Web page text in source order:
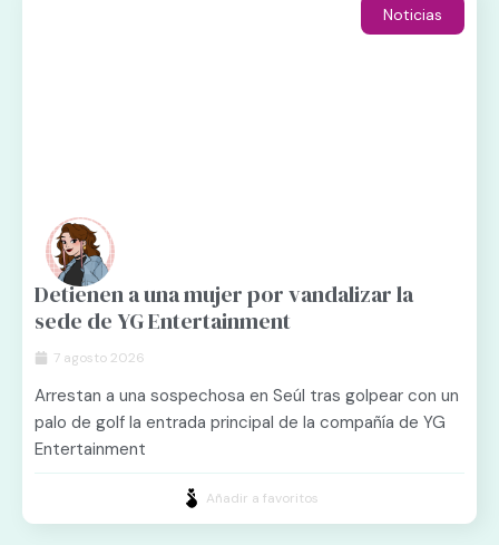
Noticias
Detienen a una mujer por vandalizar la
sede de YG Entertainment
7 agosto 2026
Arrestan a una sospechosa en Seúl tras golpear con un
palo de golf la entrada principal de la compañía de YG
Entertainment
Añadir a favoritos